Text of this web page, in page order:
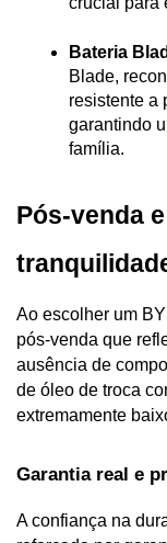
Bateria
Blade,
resistente a
garantindo
família.
Pós-venda
Ao escolher um
pós-venda que
ausência de
de óleo de troca
extremamente
Garantia real e
A confiança na